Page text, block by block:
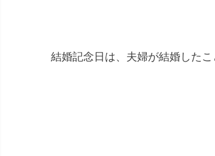
結婚記念日は、夫婦が結婚した